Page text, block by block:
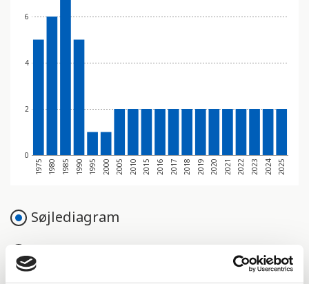
0
2
4
6
1975 1980 1985 1990 1995 2000 2005 2010 2015 2016 2017 2018 2019 2020 2021 2022 2023 2024 2025
Søjlediagram